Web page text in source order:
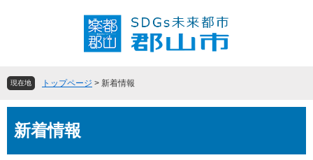
頭
す
飛
し
文
現在地 トップページ > 新着情報
文新着情報